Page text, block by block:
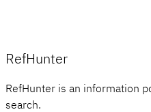
RefHunter
RefHunter is an information
search.